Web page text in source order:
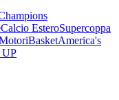
Calcio EsteroSupercoppa
BasketAmerica's